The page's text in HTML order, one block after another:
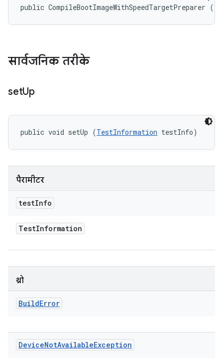
public CompileBootImageWithSpeedTargetPreparer ()
सार्वजनिक तरीके
setUp
public void setUp (TestInformation testInfo)
पैरामीटर
testInfo
TestInformation
थ्रो
BuildError
DeviceNotAvailableException